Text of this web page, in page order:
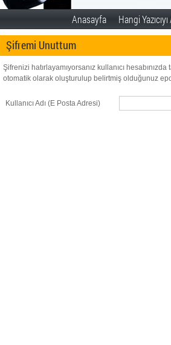
Anasayfa Hangi
Şifremi Unuttum
Şifrenizi hatırlayamıyorsanız kullanıcı
otomatik olarak oluşturulup belirtmiş olduğunuz
Kullanıcı Adı (E Posta Adresi)